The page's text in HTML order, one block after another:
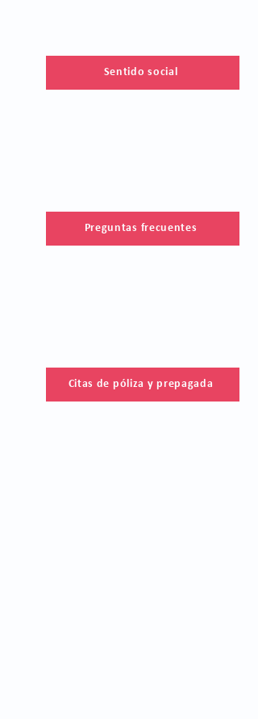
Sentido social
Preguntas frecuentes
Citas de póliza y prepagada